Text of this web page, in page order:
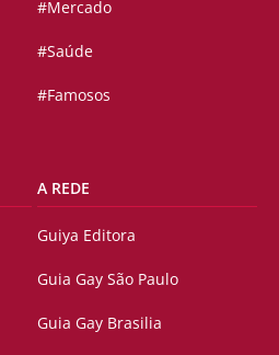
#Mercado
#Saúde
#Famosos
A REDE
Guiya Editora
Guia Gay São Paulo
Guia Gay Brasilia